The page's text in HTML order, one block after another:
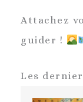
Attachez
guider !
Les